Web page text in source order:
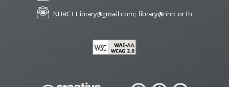
NHRCT.Library@gmail.com; library@nhrc.or.th